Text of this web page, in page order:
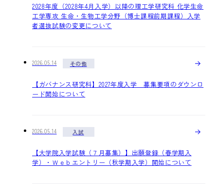
2028年度（2028年4月入学）以降の理工学研究科 化学生命
工学専攻 生命・生物工学分野（博士課程前期課程）入学
者選抜試験の変更について
2026.05.14 その他
【ガバナンス研究科】2027年度入学 募集要項のダウンロ
ード開始について
2026.05.14 入試
【大学院入学試験（７月募集）】出願登録（春学期入
学）・Ｗｅｂエントリー（秋学期入学）開始について